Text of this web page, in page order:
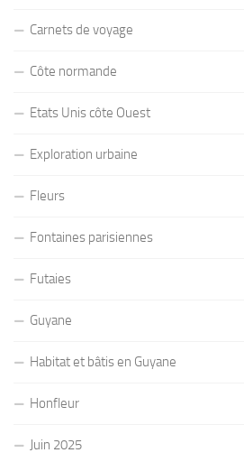
Carnets de voyage
Côte normande
Etats Unis côte Ouest
Exploration urbaine
Fleurs
Fontaines parisiennes
Futaies
Guyane
Habitat et bâtis en Guyane
Honfleur
Juin 2025